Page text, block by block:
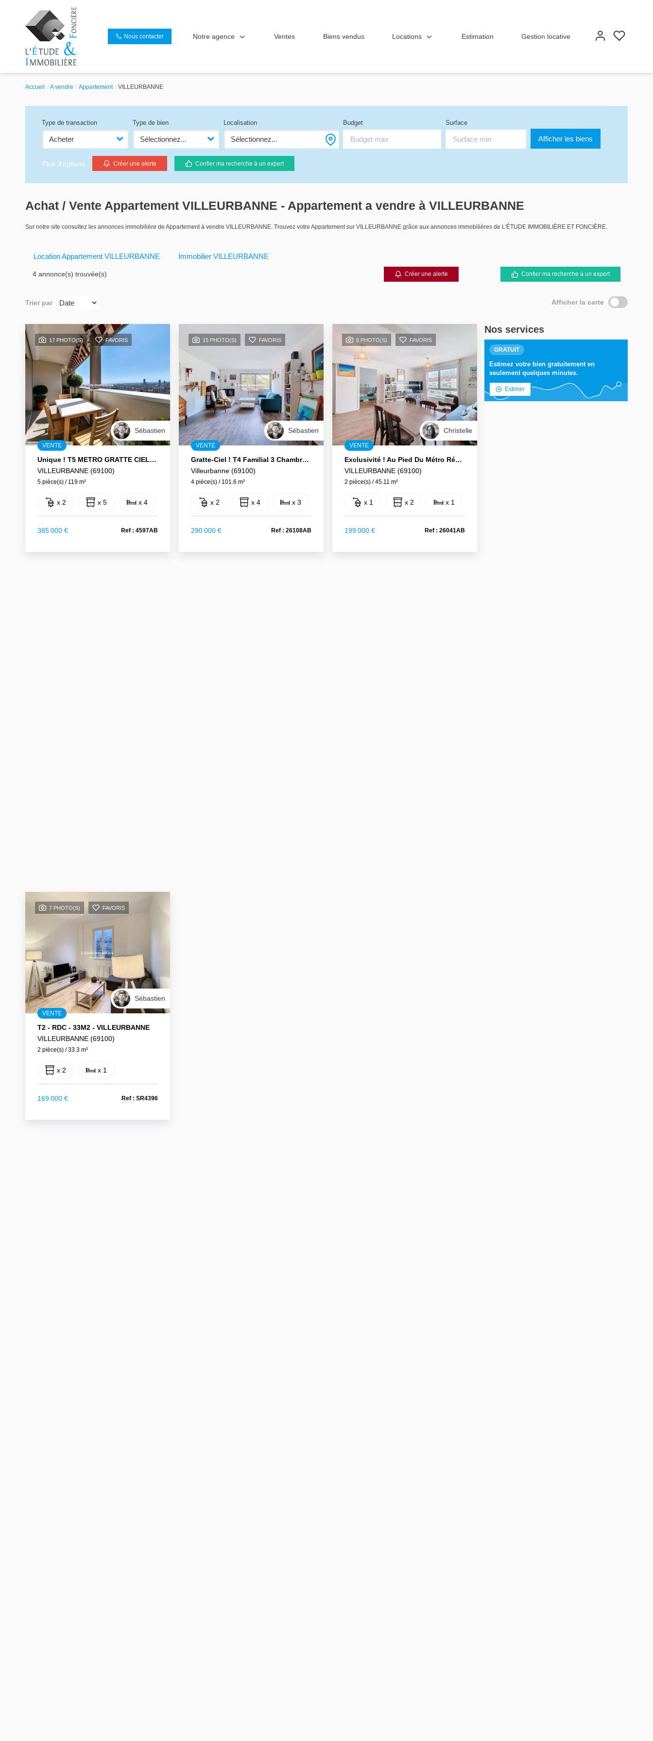
Nous contacter Notre agence Ventes Biens vendus Locations Estimation Gestion locative
Accueil A vendre Appartement VILLEURBANNE
Type de transaction
Acheter
Type de bien
Sélectionnez...
Localisation
Sélectionnez...
Budget Surface
Plus d'options Créer une alerte Confier ma recherche à un expert
Achat / Vente Appartement VILLEURBANNE - Appartement a vendre à VILLEURBANNE
Sur notre site consultez les annonces immobilière de Appartement à vendre VILLEURBANNE. Trouvez votre Appartement sur VILLEURBANNE grâce aux annonces immobilières de L'ÉTUDE IMMOBILIÈRE ET FONCIÈRE.
Location Appartement VILLEURBANNE Immobilier VILLEURBANNE
4 annonce(s) trouvée(s) Créer une alerte Confier ma recherche à un expert
Trier par Afficher la carte
17 PHOTO(S) FAVORIS
Sébastien
VENTE
Unique ! T5 METRO GRATTE CIEL Avec Vue Exceptionnelle Sur Tous Les Couchers De Soleils !
VILLEURBANNE (69100)
5 pièce(s) / 119 m²
x 2 x 5 x 4
385 000 € Ref : 4597AB
15 PHOTO(S) FAVORIS
Sébastien
VENTE
Gratte-Ciel ! T4 Familial 3 Chambres !
Villeurbanne (69100)
4 pièce(s) / 101.6 m²
x 2 x 4 x 3
290 000 € Ref : 26108AB
6 PHOTO(S) FAVORIS
Christelle
VENTE
Exclusivité ! Au Pied Du Métro République ! Spacieux T2 De 45 M² En Dernier Étage + Garage
VILLEURBANNE (69100)
2 pièce(s) / 45.11 m²
x 1 x 2 x 1
199 000 € Ref : 26041AB
7 PHOTO(S) FAVORIS
Sébastien
VENTE
T2 - RDC - 33M2 - VILLEURBANNE
VILLEURBANNE (69100)
2 pièce(s) / 33.3 m²
x 2 x 1
169 000 € Ref : SR4396
Nos services
GRATUIT
Estimez votre bien gratuitement en
seulement quelques minutes.
Estimer